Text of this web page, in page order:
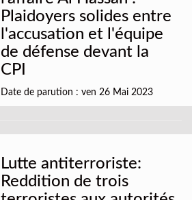
Plaidoyers solides entre
l'accusation et l'équipe
de défense devant la
CPI
Date de parution : ven 26 Mai 2023
Lutte antiterroriste:
Reddition de trois